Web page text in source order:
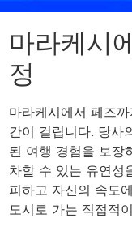
마라케시
정
마라케시에서 페즈
간이 걸립니다. 당사
된 여행 경험을 보장
차할 수 있는 유연성
피하고 자신의 속도
도시로 가는 직접적